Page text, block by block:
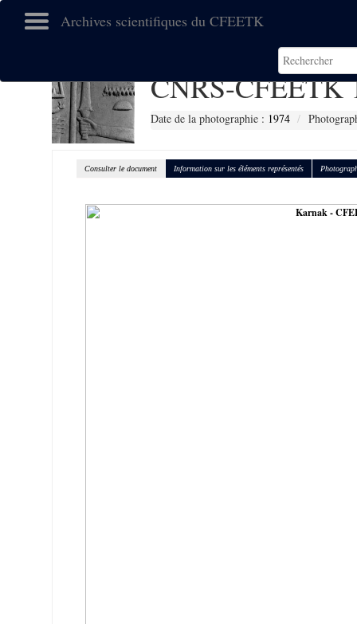
Archives scientifiques du CFEETK
CNRS-CFEETK
Date de la photographie : 1974
Consulter le document Information sur les éléments représentés